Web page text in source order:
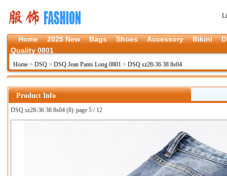
Home 2025 New Bags Shoes Accessory Bikini
Quality 0801
Home > DSQ > DSQ Jean Pants Long 0801 > DSQ sz28-36 38 8s04
Product Info
DSQ sz28-36 38 8s04 (8) page 5 / 12